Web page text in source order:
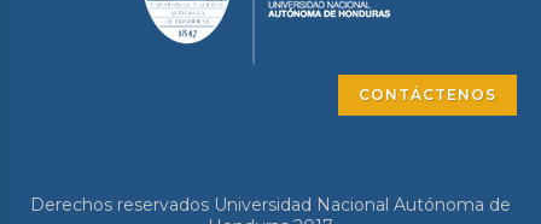
CONTÁCTENOS
Derechos reservados Universidad Nacional Autónoma de